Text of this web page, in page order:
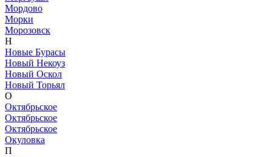
Мордово
Морки
Морозовск
Н
Новые Бурасы
Новый Некоуз
Новый Оскол
Новый Торьял
О
Октябрьское
Октябрьское
Октябрьское
Окуловка
П